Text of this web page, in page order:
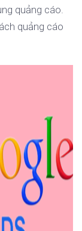
quảng cáo.
quảng cáo